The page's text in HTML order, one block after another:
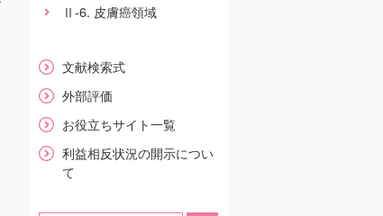
Ⅱ -6. 皮膚癌領域
文献検索式
外部評価
お役立ちサイト一覧
利益相反状況の開示につい
て